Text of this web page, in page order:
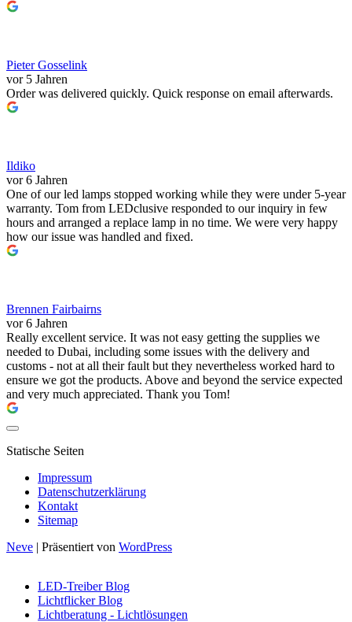
Pieter Gosselink
vor 5 Jahren
Order was delivered quickly. Quick response on email afterwards.
Ildiko
vor 6 Jahren
One of our led lamps stopped working while they were under 5-year
warranty. Tom from LEDclusive responded to our inquiry in few
hours and arranged a replace lamp in no time. We were very happy
how our issue was handled and fixed.
Brennen Fairbairns
vor 6 Jahren
Really excellent service. It was not easy getting the supplies we
needed to Dubai, including some issues with the delivery and
customs - not at all their fault but they nevertheless worked hard to
ensure we got the products. Above and beyond the service expected
and very much appreciated. Thank you Tom!
Statische Seiten
Impressum
Datenschutzerklärung
Kontakt
Sitemap
Neve | Präsentiert von WordPress
LED-Treiber Blog
Lichtflicker Blog
Lichtberatung - Lichtlösungen